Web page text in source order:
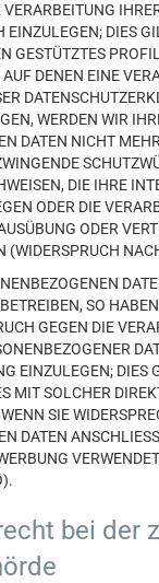
VERARBEITUNG
EINZULEGEN; DIES
GESTÜTZTES
DENEN EINE
WERDEN WIR
DATEN NICHT
DIE IHRE
ODER DIE
ODER
(WIDERSPRUCH
SO
GEGEN DIE
EINZULEGEN; DIES
MIT SOLCHER
SIE
DATEN
bei der